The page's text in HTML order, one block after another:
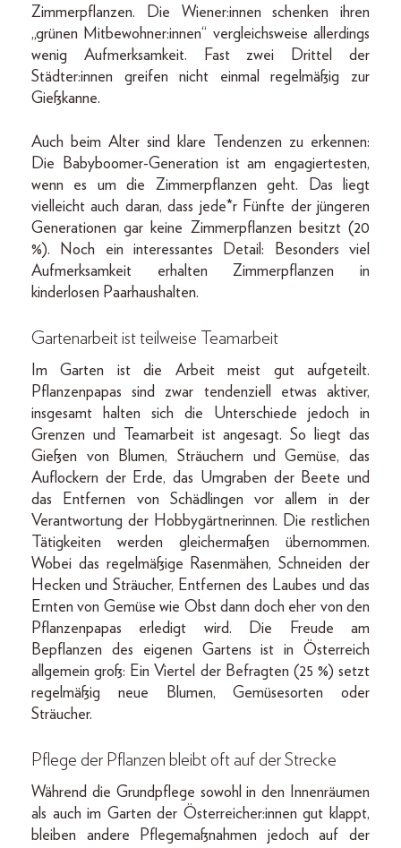
Zimmerpflanzen. Die Wiener:innen schenken ihren
„grünen Mitbewohner:innen“ vergleichsweise allerdings
wenig Aufmerksamkeit. Fast zwei Drittel der
Städter:innen greifen nicht einmal regelmäßig zur
Gießkanne.
Auch beim Alter sind klare Tendenzen zu erkennen:
Die Babyboomer-Generation ist am engagiertesten,
wenn es um die Zimmerpflanzen geht. Das liegt
vielleicht auch daran, dass jede*r Fünfte der jüngeren
Generationen gar keine Zimmerpflanzen besitzt (20
%). Noch ein interessantes Detail: Besonders viel
Aufmerksamkeit erhalten Zimmerpflanzen in
kinderlosen Paarhaushalten.
Gartenarbeit ist teilweise Teamarbeit
Im Garten ist die Arbeit meist gut aufgeteilt.
Pflanzenpapas sind zwar tendenziell etwas aktiver,
insgesamt halten sich die Unterschiede jedoch in
Grenzen und Teamarbeit ist angesagt. So liegt das
Gießen von Blumen, Sträuchern und Gemüse, das
Auflockern der Erde, das Umgraben der Beete und
das Entfernen von Schädlingen vor allem in der
Verantwortung der Hobbygärtnerinnen. Die restlichen
Tätigkeiten werden gleichermaßen übernommen.
Wobei das regelmäßige Rasenmähen, Schneiden der
Hecken und Sträucher, Entfernen des Laubes und das
Ernten von Gemüse wie Obst dann doch eher von den
Pflanzenpapas erledigt wird. Die Freude am
Bepflanzen des eigenen Gartens ist in Österreich
allgemein groß: Ein Viertel der Befragten (25 %) setzt
regelmäßig neue Blumen, Gemüsesorten oder
Sträucher.
Pflege der Pflanzen bleibt oft auf der Strecke
Während die Grundpflege sowohl in den Innenräumen
als auch im Garten der Österreicher:innen gut klappt,
bleiben andere Pflegemaßnahmen jedoch auf der